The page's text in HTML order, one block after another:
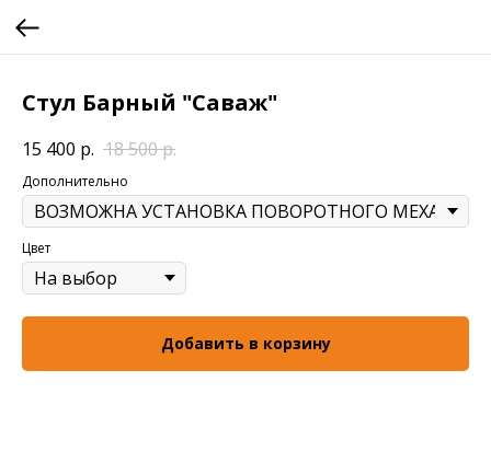
Стул Барный "Саваж"
15 400 р. 18 500р.
Дополнительно
Цвет
Добавить в корзину